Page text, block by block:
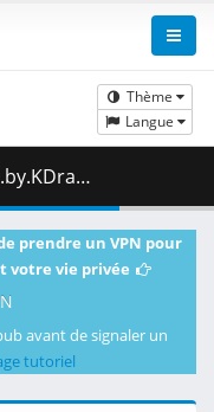
Thème
Langue
( 5.36 GB )
prendre un VPN pour
votre vie privée
avant de signaler un
tutoriel